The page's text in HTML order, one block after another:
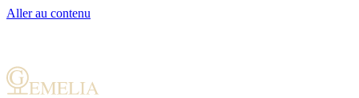
Aller au contenu